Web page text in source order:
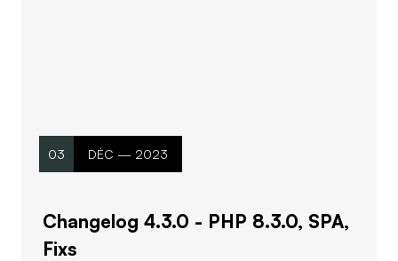
03 DÉC — 2023
Changelog 4.3.0 - PHP 8.3.0, SPA,
Fixs